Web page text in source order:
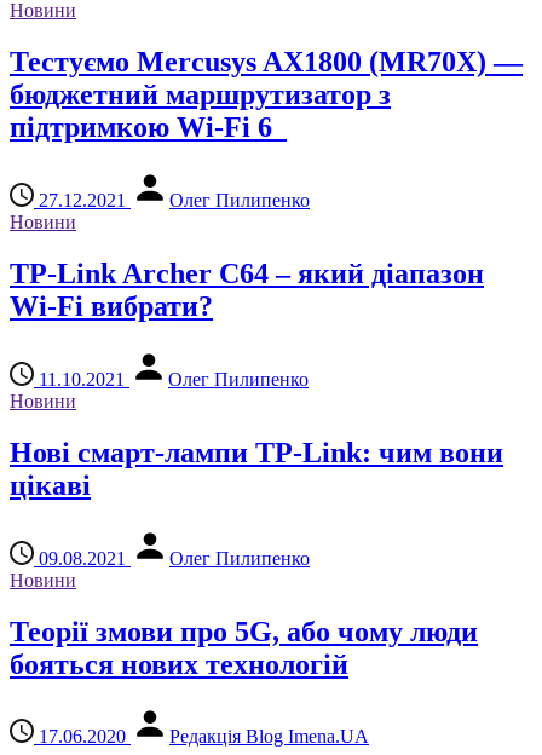
Новини
Тестуємо Mercusys AX1800 (MR70X) —
бюджетний маршрутизатор з
підтримкою Wi-Fi 6
27.12.2021
Олег Пилипенко
Новини
TP-Link Archer C64 – який діапазон
Wi-Fi вибрати?
11.10.2021
Олег Пилипенко
Новини
Нові смарт-лампи TP-Link: чим вони
цікаві
09.08.2021
Олег Пилипенко
Новини
Теорії змови про 5G, або чому люди
бояться нових технологій
17.06.2020 Редакція Blog Imena.UA